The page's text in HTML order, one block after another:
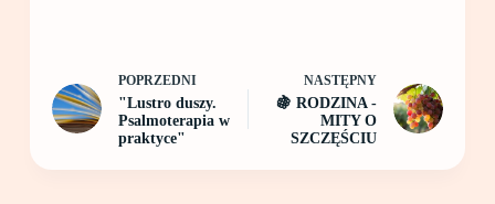
POPRZEDNI
"Lustro duszy.
Psalmoterapia w
praktyce"
NASTĘPNY
🍇 RODZINA -
MITY O
SZCZĘŚCIU